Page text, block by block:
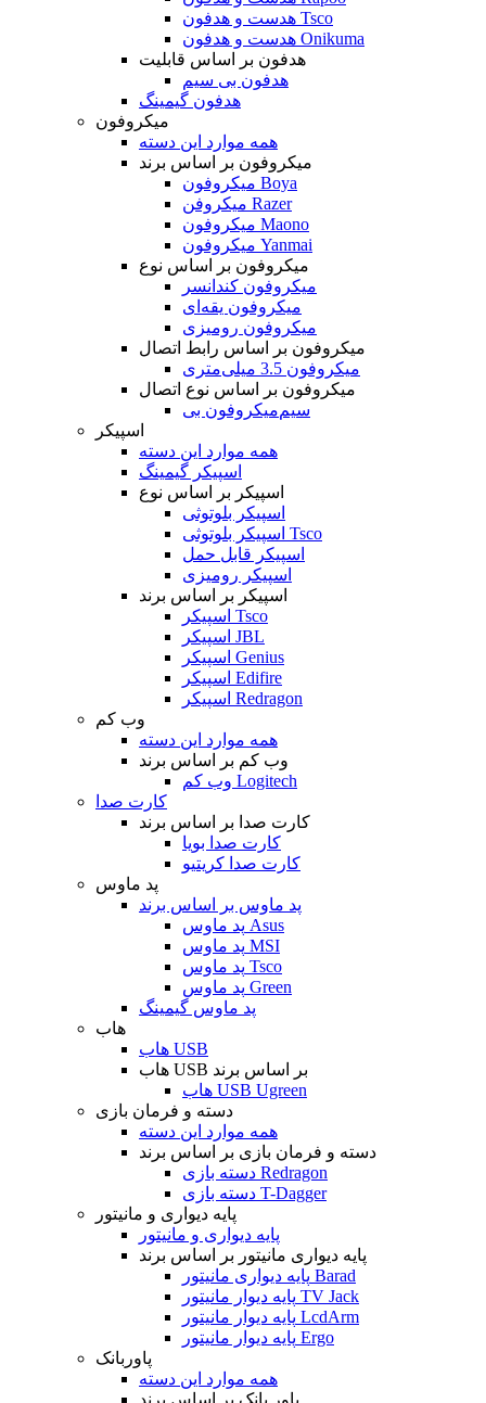
هدست و هدفون Tsco
هدست و هدفون Onikuma
هدفون بر اساس قابلیت
هدفون بی سیم
هدفون گیمینگ
میکروفون
همه موارد این دسته
میکروفون بر اساس برند
میکروفون Boya
میکروفن Razer
میکروفون Maono
میکروفون Yanmai
میکروفون بر اساس نوع
میکروفون کندانسر
میکروفون یقه‌ای
میکروفون رومیزی
میکروفون بر اساس رابط اتصال
میکروفون 3.5 میلی‌متری
میکروفون بر اساس نوع اتصال
میکروفون بی‌‎سیم
اسپیکر
همه موارد این دسته
اسپیکر گیمینگ
اسپیکر بر اساس نوع
اسپیکر بلوتوثی
اسپیکر بلوتوثی Tsco
اسپیکر قابل حمل
اسپیکر رومیزی
اسپیکر بر اساس برند
اسپیکر Tsco
اسپیکر JBL
اسپیکر Genius
اسپیکر Edifire
اسپیکر Redragon
وب کم
همه موارد این دسته
وب کم بر اساس برند
وب کم Logitech
کارت صدا
کارت صدا بر اساس برند
کارت صدا بویا
کارت صدا کریتیو
پد ماوس
پد ماوس بر اساس برند
پد ماوس Asus
پد ماوس MSI
پد ماوس Tsco
پد ماوس Green
پد ماوس گیمینگ
هاب
هاب USB
هاب USB بر اساس برند
هاب USB Ugreen
دسته و فرمان بازی
همه موارد این دسته
دسته و فرمان بازی بر اساس برند
دسته بازی Redragon
دسته بازی T-Dagger
پایه دیواری و مانیتور
پایه دیواری و مانیتور
پایه دیواری مانیتور بر اساس برند
پایه دیواری مانیتور Barad
پایه دیوار مانیتور TV Jack
پایه دیوار مانیتور LcdArm
پایه دیوار مانیتور Ergo
پاوربانک
همه موارد این دسته
پاور بانک بر اساس برند